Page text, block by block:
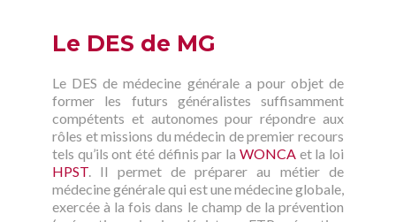
Le DES de MG
Le DES de médecine générale a pour objet de
former les futurs généralistes suffisamment
compétents et autonomes pour répondre aux
rôles et missions du médecin de premier recours
tels qu’ils ont été définis par la WONCAet la loi
HPST. Il permet de préparer au métier de
médecine générale qui est une médecine globale,
exercée à la fois dans le champ de la prévention